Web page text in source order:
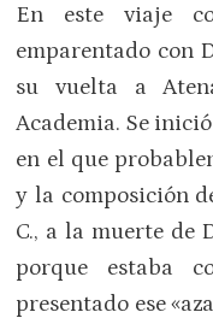
En este viaje
emparentado con
su vuelta a
Academia. Se
en el que
y la composición
C., a la muerte de
porque estaba
presentado ese